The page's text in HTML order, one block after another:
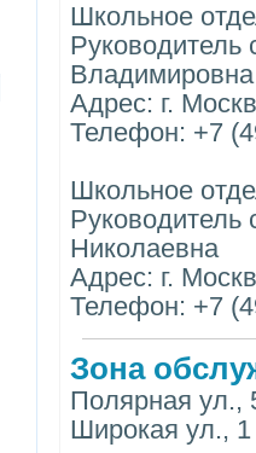
Школьное
Руководитель
Владимировна
Адрес: г.
Телефон: +7
Школьное
Руководитель
Николаевна
Адрес: г.
Телефон: +7
Зона
Полярная ул.,
Широкая ул., 1